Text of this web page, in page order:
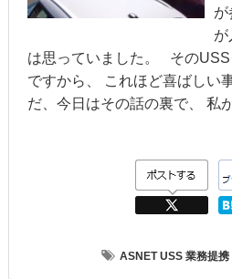
が
が
は思っていました。 その
ですから、 これほど喜ばしい
だ、今日はその話の裏で、 私
ASNET USS 業務提携